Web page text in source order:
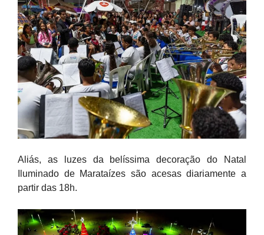
Aliás, as luzes da belíssima decoração do Natal
Iluminado de Marataízes são acesas diariamente a
partir das 18h.